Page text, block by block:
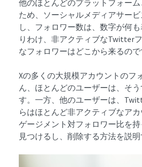
他のほとんどのプラットフォー
ため、ソーシャルメディアサー
し、フォロワー数は、数字が何
りわけ、非アクティブなTwitter
なフォロワーはどこから来るので
Xの多くの大規模アカウントのフ
ん、ほとんどのユーザーは、そ
す。一方、他のユーザーは、
らはほとんど非アクティブなア
ゲージメント対フォロワー比を
見つけるし、削除する方法を説